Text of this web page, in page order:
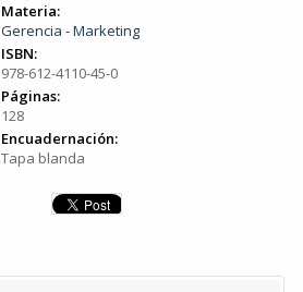
Materia:
Gerencia - Marketing
ISBN:
978-612-4110-45-0
Páginas:
128
Encuadernación:
Tapa blanda